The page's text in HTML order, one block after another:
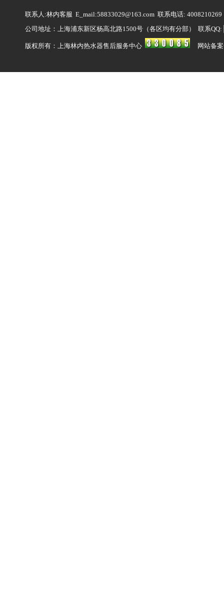
联系人:林内客服 E_mail:58833029@163.com 联系电话:
公司地址：上海浦东新区杨高北路1500号（各区均有分部） 联系QQ:
版权所有：上海林内热水器售后服务中心 网站备